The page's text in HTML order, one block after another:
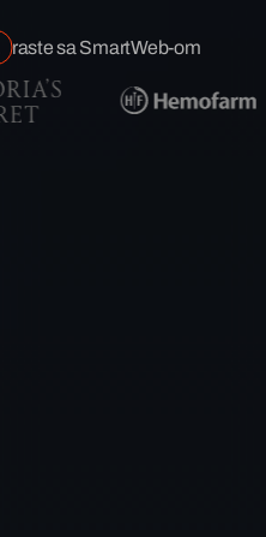
raste sa SmartWeb-om